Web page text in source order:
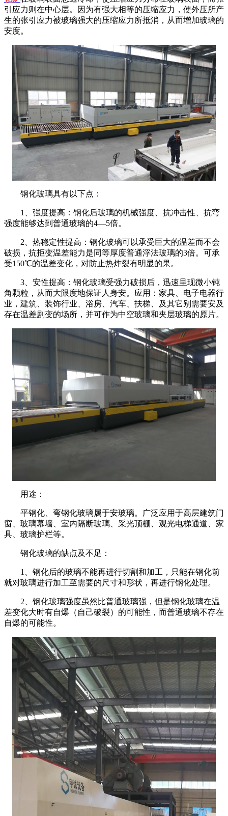
引应力则在中心层。因为有强大相等的压缩应力，使外压所产
生的张引应力被玻璃强大的压缩应力所抵消，从而增加玻璃的
安度。
钢化玻璃具有以下点：
1
、强度提高：钢化后玻璃的机械强度、抗冲击性、抗弯
强度能够达到普通玻璃的4—5倍。
2 、热稳定性提高：钢化玻璃可以承受巨大的温差而不会
破损，抗拒变温差能力是同等厚度普通浮法玻璃的3倍。可承
受150℃的温差变化，对防止热炸裂有明显的果。
3 、安性提高：钢化玻璃受强力破损后，迅速呈现微小钝
角颗粒，从而大限度地保证人身安。应用：家具、电子电器行
业，建筑、装饰行业、浴房、汽车、扶梯、及其它别需要安及
存在温差剧变的场所，并可作为中空玻璃和夹层玻璃的原片。
用途：
平钢化、弯钢化玻璃属于安玻璃。广泛应用于高层建筑门
窗、玻璃幕墙、室内隔断玻璃、采光顶棚、观光电梯通道、家
具、玻璃护栏等。
钢化玻璃的缺点及不足：
1
、钢化后的玻璃不能再进行切割和加工，只能在钢化前
就对玻璃进行加工至需要的尺寸和形状，再进行钢化处理。
2 、钢化玻璃强度虽然比普通玻璃强，但是钢化玻璃在温
差变化大时有自爆（自己破裂）的可能性，而普通玻璃不存在
自爆的可能性。